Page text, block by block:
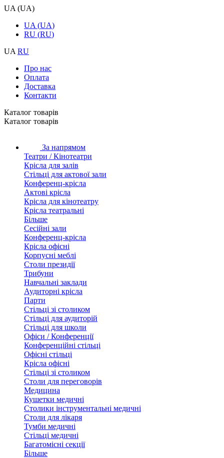
UA (UA)
UA (UA)
RU (RU)
UA RU
Про нас
Оплата
Доставка
Контакти
Каталог товарiв
Каталог товарiв
За напрямом
Театри / Кінотеатри
Крісла для залів
Стільці для актової зали
Конференц-крісла
Актові крісла
Крісла для кінотеатру
Крісла театральні
Більше
Сесійні зали
Конференц-крісла
Крісла офісні
Корпусні меблі
Столи президії
Трибуни
Навчальні заклади
Аудиторні крісла
Парти
Стільці зі столиком
Стільці для аудиторій
Стільці для школи
Офіси / Конференції
Конференційні стільці
Офісні стільці
Крісла офісні
Стільці зі столиком
Столи для переговорів
Медицина
Кушетки медичні
Столики інструментальні медичні
Столи для лікаря
Тумби медичні
Стільці медичні
Багатомісні секції
Більше